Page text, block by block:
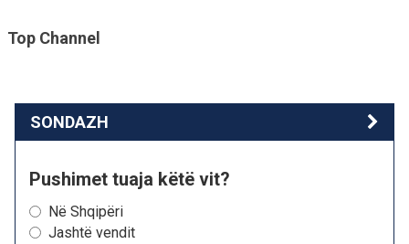
Top Channel
SONDAZH
Pushimet tuaja këtë vit?
Në Shqipëri
Jashtë vendit